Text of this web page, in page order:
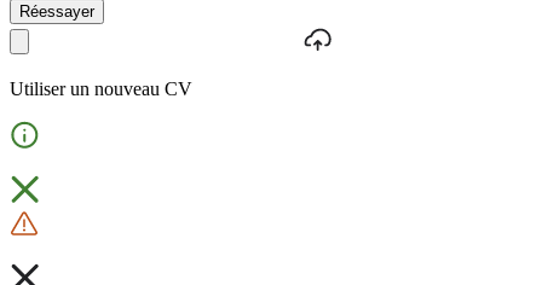
Réessayer
Utiliser un nouveau CV